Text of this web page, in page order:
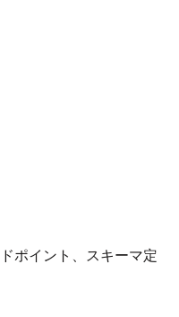
ポイント、スキーマ定